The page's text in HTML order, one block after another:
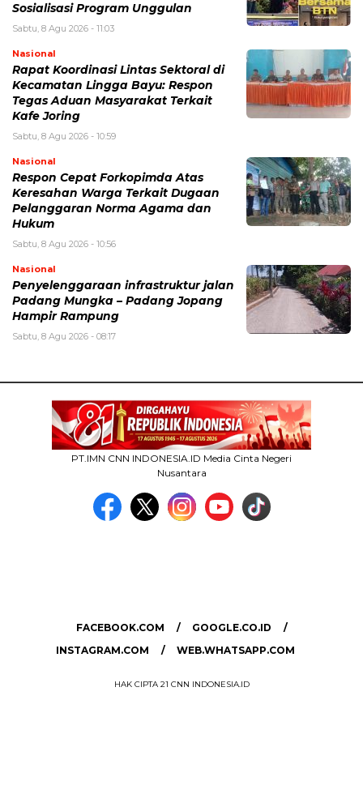
Sosialisasi Program Unggulan
Sabtu, 8 Agu 2026 - 11:03
Nasional
Rapat Koordinasi Lintas Sektoral di
Kecamatan Lingga Bayu: Respon
Tegas Aduan Masyarakat Terkait
Kafe Joring
Sabtu, 8 Agu 2026 - 10:59
Nasional
Respon Cepat Forkopimda Atas
Keresahan Warga Terkait Dugaan
Pelanggaran Norma Agama dan
Hukum
Sabtu, 8 Agu 2026 - 10:56
Nasional
Penyelenggaraan infrastruktur jalan
Padang Mungka – Padang Jopang
Hampir Rampung
Sabtu, 8 Agu 2026 - 08:17
PT.IMN CNN INDONESIA.ID Media Cinta Negeri
Nusantara
FACEBOOK.COM
GOOGLE.CO.ID
INSTAGRAM.COM
WEB.WHATSAPP.COM
HAK CIPTA 21 CNN INDONESIA.ID